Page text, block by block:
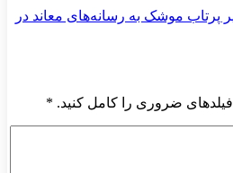
پرتاب موشک به رسانه‌های معاند در
ضروری را کامل کنید. *